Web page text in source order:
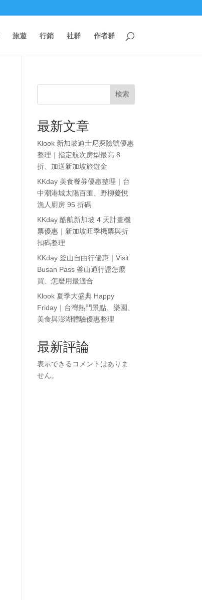
旅遊 行銷 社群 作者群
検索
最新文章
Klook 新加坡迪士尼探險號優惠
整理｜指定航次房型最高 8
折、加送新加坡旅遊金
KKday 美食餐券優惠整理｜台
中潮港城太陽百匯、野柳薆悅
漁人廚房 95 折碼
KKday 酷航新加坡 4 天計畫機
票優惠｜新加坡旺季機票與折
扣碼整理
KKday 釜山自由行優惠｜Visit
Busan Pass 釜山通行證怎麼
買、怎麼用最適合
Klook 夏季大盛典 Happy
Friday｜台灣熱門景點、樂園、
美食與澎湖體驗優惠整理
最新評論
表示できるコメントはありま
せん。